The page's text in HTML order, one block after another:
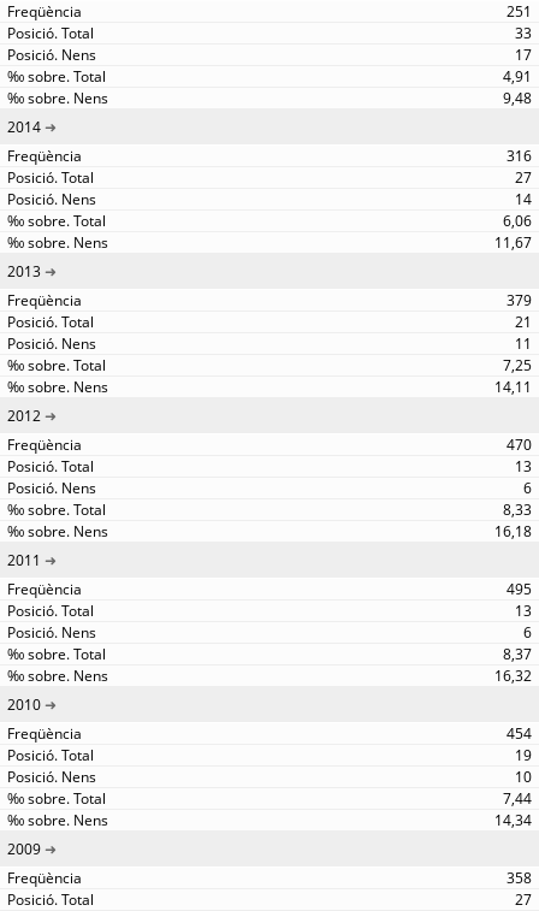
251
33
17
4,91
9,48
2014
316
27
14
6,06
11,67
2013
379
21
11
7,25
14,11
2012
470
13
6
8,33
16,18
2011
495
13
6
8,37
16,32
2010
454
19
10
7,44
14,34
2009
358
27